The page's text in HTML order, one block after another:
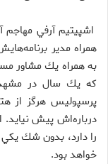
اشپيتيم آرفي مهاجم
همراه مدير
به همراه يك مشاور
كه يك سال در
پرسپوليس هرگز از
درباره‌اش پيش نيايد.
را دارد، بدون شك يكي
خواهد بود.